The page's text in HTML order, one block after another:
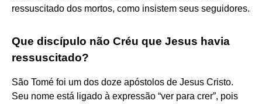
ressuscitado dos mortos, como insistem seus seguidores.
Que discípulo não Créu que Jesus havia
ressuscitado?
São Tomé foi um dos doze apóstolos de Jesus Cristo.
Seu nome está ligado à expressão “ver para crer”, pois